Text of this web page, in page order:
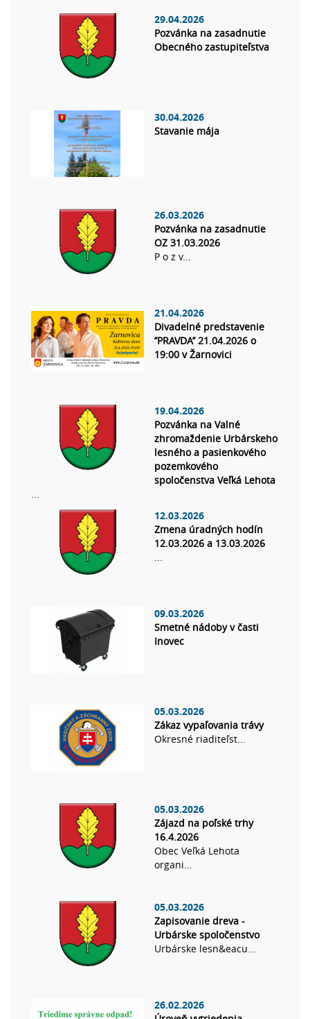
29.04.2026
Pozvánka na zasadnutie
Obecného zastupiteľstva
30.04.2026
Stavanie mája
26.03.2026
Pozvánka na zasadnutie
OZ 31.03.2026
P o z v...
21.04.2026
Divadelné predstavenie
’’PRAVDA’’ 21.04.2026 o
19:00 v Žarnovici
19.04.2026
Pozvánka na Valné
zhromaždenie Urbárskeho
lesného a pasienkového
pozemkového
spoločenstva Veľká Lehota
...
12.03.2026
Zmena úradných hodín
12.03.2026 a 13.03.2026
...
09.03.2026
Smetné nádoby v časti
Inovec
05.03.2026
Zákaz vypaľovania trávy
Okresné riaditeľst...
05.03.2026
Zájazd na poľské trhy
16.4.2026
Obec Veľká Lehota
organi...
05.03.2026
Zapisovanie dreva -
Urbárske spoločenstvo
Urbárske lesn&eacu...
26.02.2026